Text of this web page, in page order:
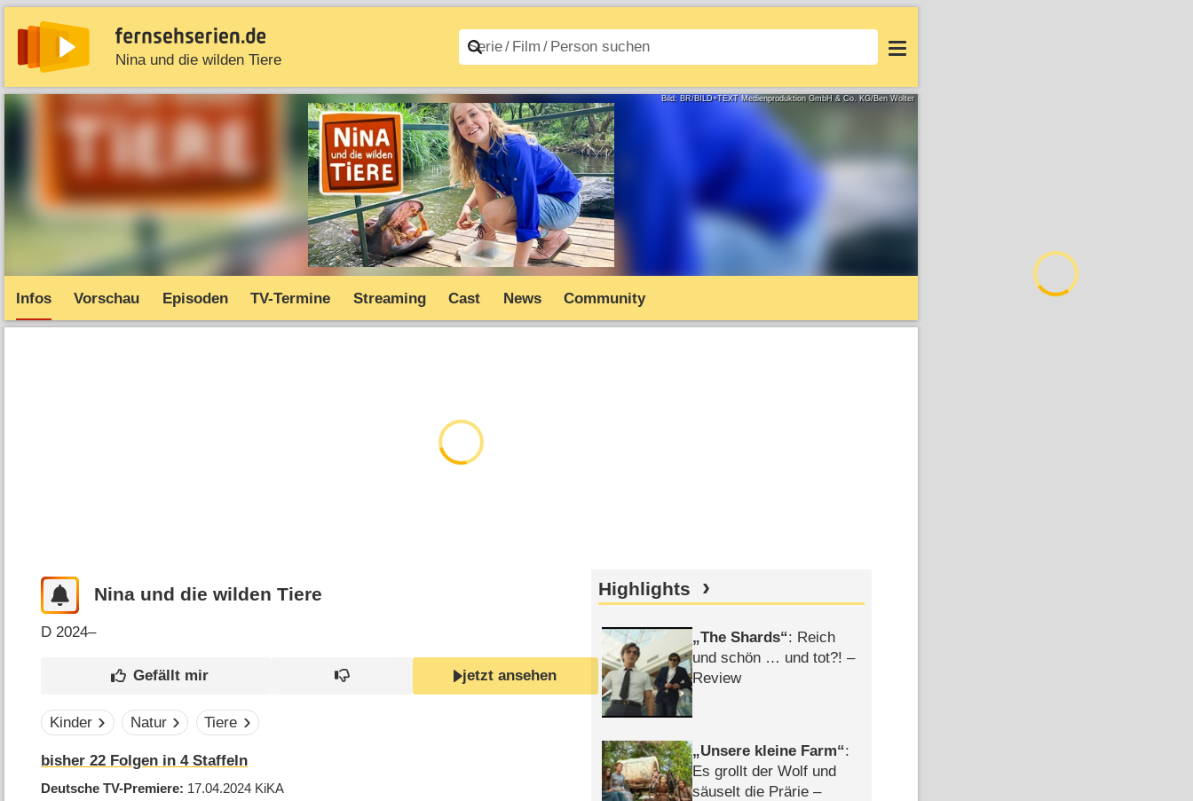
Nina und die wilden Tiere
News Entdecken Streaming TV-Starts Filme A–Z Login
Bild: BR/BILD+TEXT Medienproduktion GmbH & Co. KG/Ben Wolter
Infos Vorschau Episoden TV-Termine Streaming Cast News Community
Nina und die wilden Tiere
D 2024–
jetzt ansehen
Kinder Natur Tiere
bisher22 Folgen in4Staffeln
Deutsche TV-Premiere 17.04.2024 KiKA
Highlights
The Shards : Reich
und schön … und tot?! –
Review
Unsere kleine Farm :
Es grollt der Wolf und
säuselt die Prärie –